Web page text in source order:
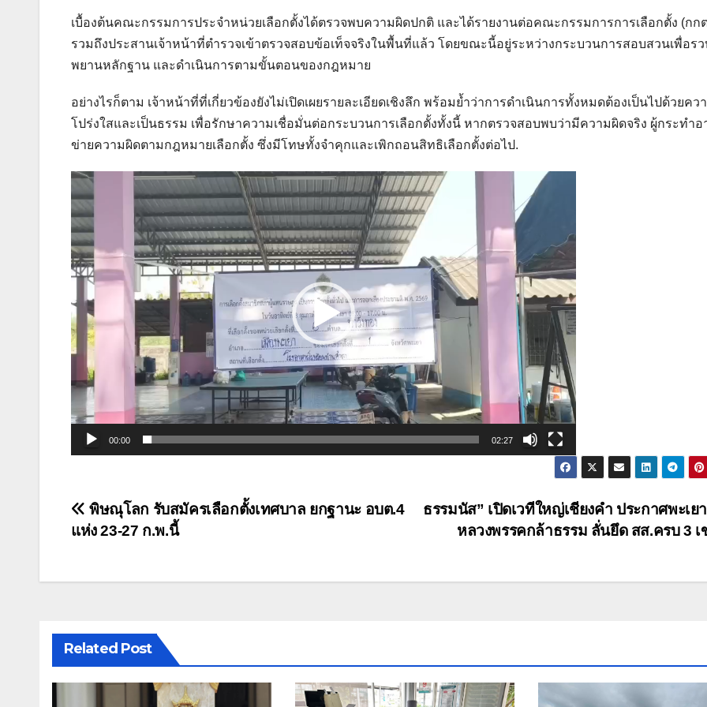
เบื้องต้นคณะกรรมการประจำหน่วยเลือกตั้งได้ตรวจพบความผิดปกติ และได้รายงานต่อคณะกรรมการการเลือกตั้ง (กก
รวมถึงประสานเจ้าหน้าที่ตำรวจเข้าตรวจสอบข้อเท็จจริงในพื้นที่แล้ว โดยขณะนี้อยู่ระหว่างกระบวนการสอบสวนเพื่อรว
พยานหลักฐาน และดำเนินการตามขั้นตอนของกฎหมาย
อย่างไรก็ตาม เจ้าหน้าที่ที่เกี่ยวข้องยังไม่เปิดเผยรายละเอียดเชิงลึก พร้อมย้ำว่าการดำเนินการทั้งหมดต้องเป็นไปด้วยคว
โปร่งใสและเป็นธรรม เพื่อรักษาความเชื่อมั่นต่อกระบวนการเลือกตั้งทั้งนี้ หากตรวจสอบพบว่ามีความผิดจริง ผู้กระทำอ
ข่ายความผิดตามกฎหมายเลือกตั้ง ซึ่งมีโทษทั้งจำคุกและเพิกถอนสิทธิเลือกตั้งต่อไป.
ตัว
เล่น
ไฟล์
วิดีโอ
00:00 02:27
แนะแนว
ธรรมนัส” เปิดเวทีใหญ่เชียงคำ ประกาศพะเย
หลวงพรรคกล้าธรรม ลั่นยึด สส.ครบ 3 เ
พิษณุโลก รับสมัครเลือกตั้งเทศบาล ยกฐานะ อบต.4
แห่ง 23-27 ก.พ.นี้
Related Post